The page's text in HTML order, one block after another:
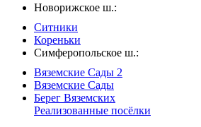
Новорижское ш.:
Ситники
Кореньки
Симферопольское ш.:
Вяземские Сады 2
Вяземские Сады
Берег Вяземскиx
Реализованные посёлки